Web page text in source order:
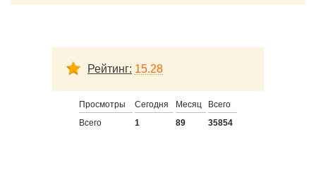
Рейтинг: 15.28
Просмотры Сегодня Месяц
Всего
Всего
1 89 35854